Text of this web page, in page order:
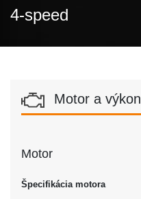
4-speed
Motor a výkon
Motor
Špecifikácia motora